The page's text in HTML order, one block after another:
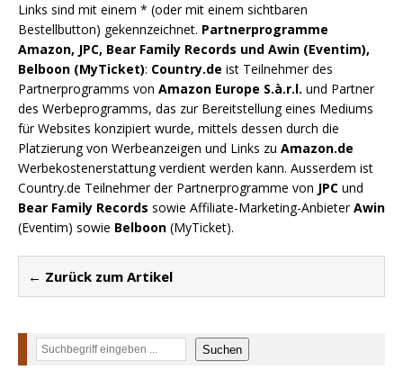
Links sind mit einem * (oder mit einem sichtbaren
Bestellbutton) gekennzeichnet. Partnerprogramme
Amazon, JPC, Bear Family Records und Awin (Eventim),
Belboon (MyTicket): Country.de ist Teilnehmer des
Partnerprogramms von Amazon Europe S.à.r.l. und Partner
des Werbeprogramms, das zur Bereitstellung eines Mediums
für Websites konzipiert wurde, mittels dessen durch die
Platzierung von Werbeanzeigen und Links zu Amazon.de
Werbekostenerstattung verdient werden kann. Ausserdem ist
Country.de Teilnehmer der Partnerprogramme von JPC und
Bear Family Records sowie Affiliate-Marketing-AnbieterAwin
(Eventim) sowie Belboon (MyTicket).
← Zurück zum Artikel
Suchen Suchen